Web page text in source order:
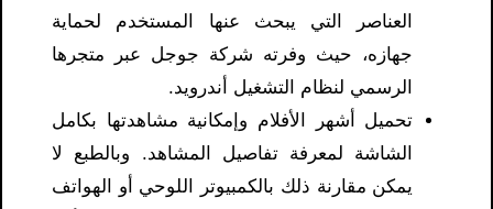
العناصر التي يبحث عنها المستخدم لحماية
جهازه، حيث وفرته شركة جوجل عبر متجرها
الرسمي لنظام التشغيل أندرويد.
تحميل أشهر الأفلام وإمكانية مشاهدتها بكامل
الشاشة لمعرفة تفاصيل المشاهد. وبالطبع لا
يمكن مقارنة ذلك بالكمبيوتر اللوحي أو الهواتف